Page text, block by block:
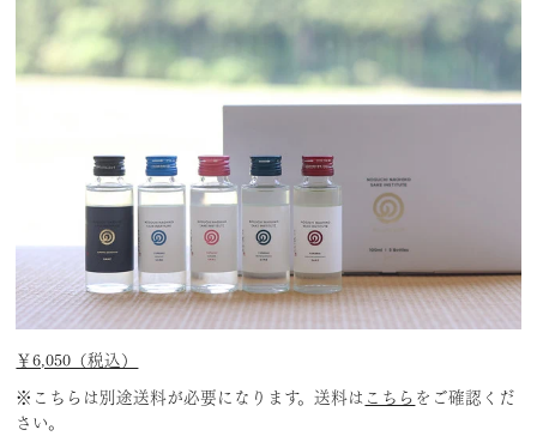
￥6,050（税込）
※こちらは別途送料が必要になります。送料は こちら をご確認くだ
さい。